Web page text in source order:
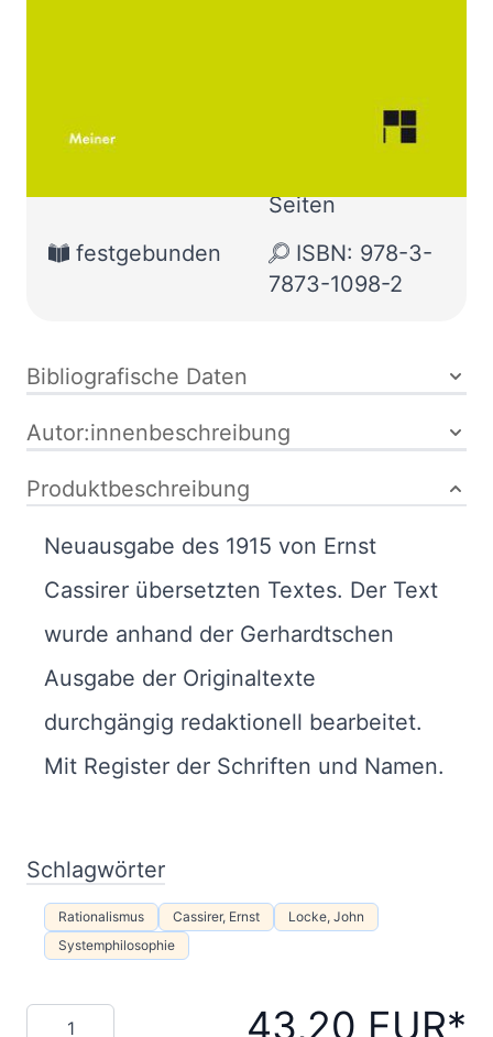
Meiner
Seiten
festgebunden
ISBN: 978-3-
7873-1098-2
Bibliografische Daten
Autor:innenbeschreibung
Produktbeschreibung
Neuausgabe des 1915 von Ernst
Cassirer übersetzten Textes. Der Text
wurde anhand der Gerhardtschen
Ausgabe der Originaltexte
durchgängig redaktionell bearbeitet.
Mit Register der Schriften und Namen.
Schlagwörter
Rationalismus Cassirer, Ernst
Locke, John
Systemphilosophie
Menge 43,20 EUR